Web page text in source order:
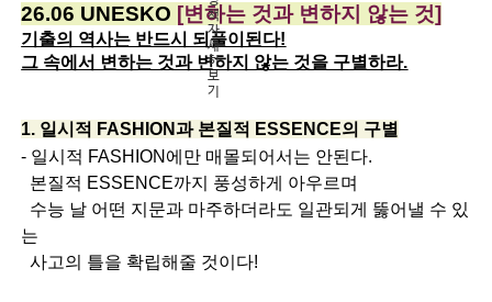
26.06 UNESKO [변하는 것과 변하지 않는 것]
기출의 역사는 반드시 되풀이된다!
그 속에서 변하는 것과 변하지 않는 것을 구별하라.
1. 일시적 FASHION과 본질적 ESSENCE의 구별
- 일시적 FASHION에만 매몰되어서는 안된다.
본질적 ESSENCE까지 풍성하게 아우르며
수능 날 어떤 지문과 마주하더라도 일관되게 뚫어낼 수 있
는
사고의 틀을 확립해줄 것이다!